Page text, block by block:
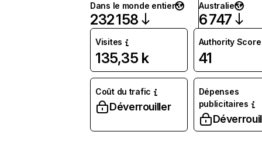
Dans le monde entier
232 158
Australie
6 747
Visites
135,35 k
Authority Score
41
Coût du trafic
Déverrouiller
Dépenses
publicitaires